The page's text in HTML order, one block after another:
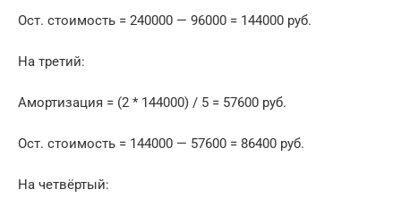
Ост. стоимость = 240000 — 96000 = 144000 руб.
На третий:
Амортизация = (2 * 144000) / 5 = 57600 руб.
Ост. стоимость = 144000 — 57600 = 86400 руб.
На четвёртый: